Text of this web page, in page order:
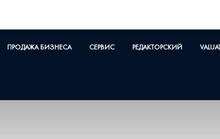
ПРОДАЖА БИЗНЕСА СЕРВИС РЕДАКТОРСКИЙ